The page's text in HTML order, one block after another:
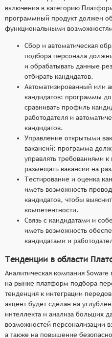
включения в категорию
программный продукт должен
функциональными
Сбор и автоматическая
подбора персонала
и обрабатывать данные
отбирать кандидатов.
Автоматизированный или
кандидатов: программы
сравнивать профиль
работодателя и
кандидатов.
Управление открытыми
вакансий: программа
управлять требованиями к
размещать вакансии на
Тестирование и оценка
иметь возможность
кандидатов, чтобы
компетентности.
Связь с кандидатами и
иметь возможность
кандидатами и
Тенденции в области
Аналитическая компания Soware
на рынке платформ подбора
тенденция к интеграции
акцент будет сделан на
интеллекта и анализа больших
возможностей персонализации
а также на повышение